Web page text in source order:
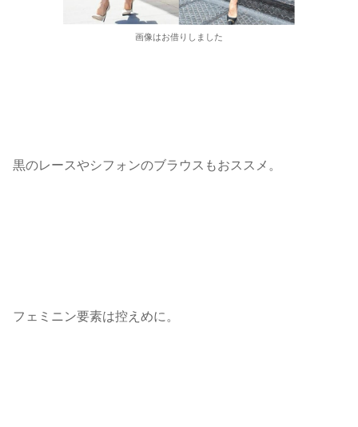
画像はお借りしました
黒のレースやシフォンのブラウスもおススメ。
フェミニン要素は控えめに。